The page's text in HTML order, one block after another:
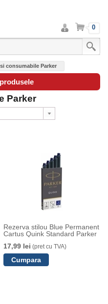
Intra
in
cont
Cos 0
consumabile Parker
Parker
Rezerva stilou Blue Permanent
Cartus Quink Standard Parker
17,99 lei (pret cu TVA)